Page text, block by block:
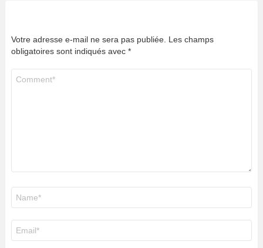
Votre adresse e-mail ne sera pas publiée. Les champs
obligatoires sont indiqués avec *
mail
*